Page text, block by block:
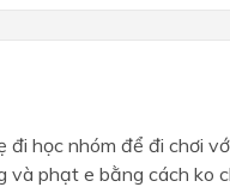
đi học nhóm để đi chơi
và phạt e bằng cách ko